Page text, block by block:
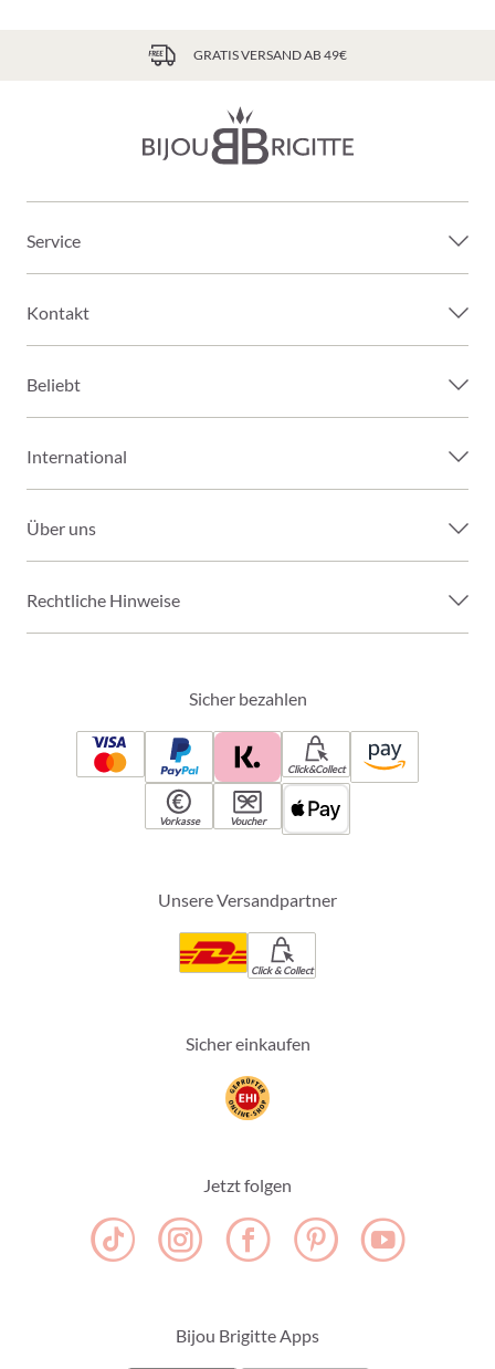
GRATIS VERSAND AB 49€
Service
Kontakt
Beliebt
International
Über uns
Rechtliche Hinweise
Sicher bezahlen
Click&Collect
Vorkasse Voucher
Unsere Versandpartner
Click & Collect
Sicher einkaufen
Jetzt folgen
Bijou Brigitte Apps